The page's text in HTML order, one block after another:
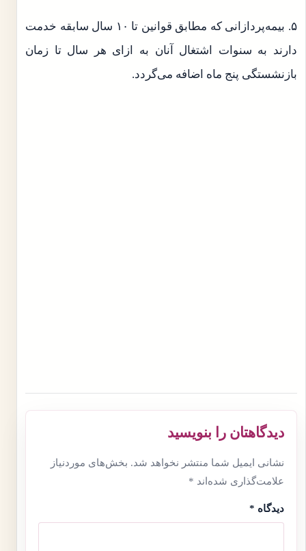
۵. بیمه‌پردازانی که مطابق قوانین تا ۱۰ سال سابقه خدمت
دارند به سنوات اشتغال آنان به ازای هر سال تا زمان
بازنشستگی پنج ماه اضافه می‌گردد.
دیدگاهتان را بنویسید
نشانی ایمیل شما منتشر نخواهد شد. بخش‌های موردنیاز
علامت‌گذاری شده‌اند *
دیدگاه *